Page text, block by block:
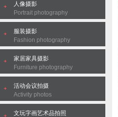
人像摄影
Portrait photography
服装摄影
Fashion photography
家居家具摄影
Furniture photography
活动会议拍摄
Activity photos
文玩字画艺术品拍照